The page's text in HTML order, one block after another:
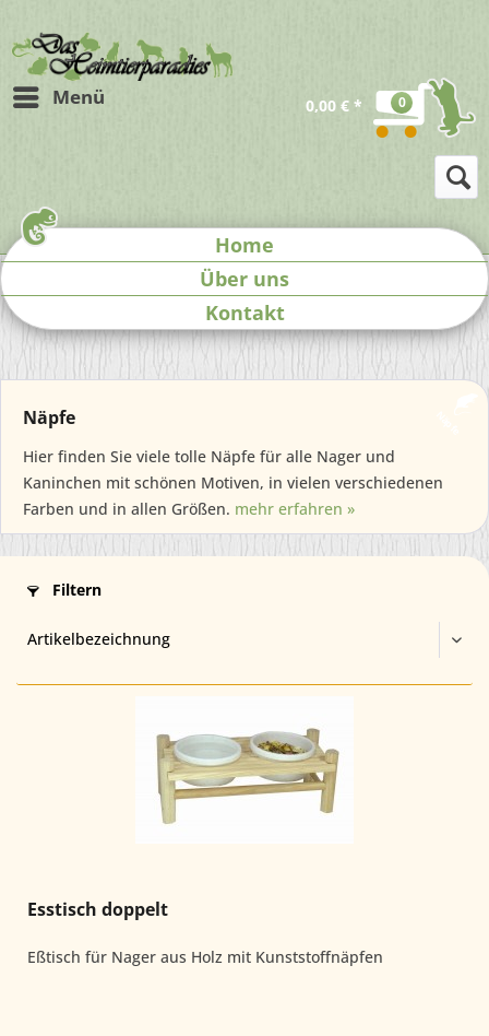
Menü 0
0,00 € *
Home
Über uns
Kontakt
Näpfe
Hier finden Sie viele tolle Näpfe für alle Nager und
Kaninchen mit schönen Motiven, in vielen verschiedenen
Farben und in allen Größen. mehr erfahren »
Filtern
Esstisch doppelt
Eßtisch für Nager aus Holz mit Kunststoffnäpfen